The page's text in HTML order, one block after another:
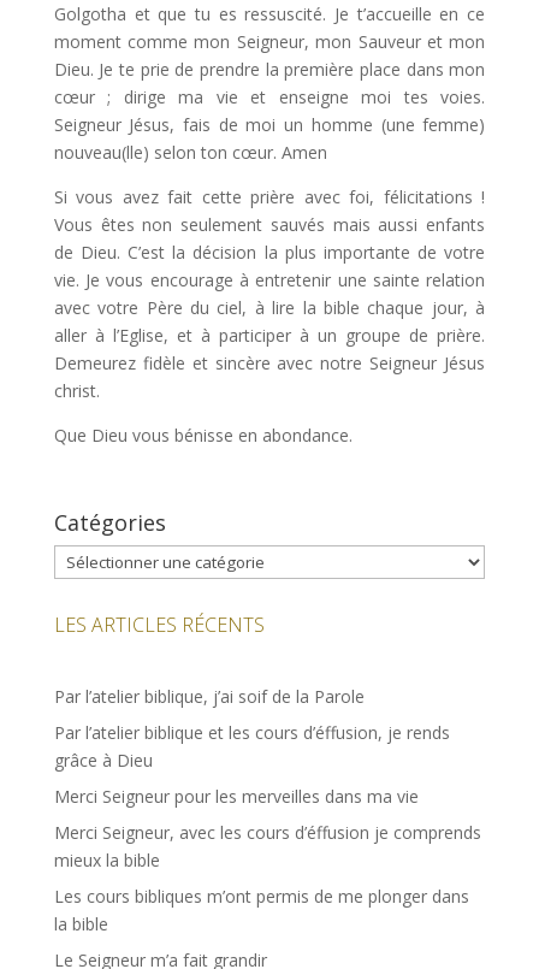
Golgotha et que tu es ressuscité. Je t’accueille en ce
moment comme mon Seigneur, mon Sauveur et mon
Dieu. Je te prie de prendre la première place dans mon
cœur ; dirige ma vie et enseigne moi tes voies.
Seigneur Jésus, fais de moi un homme (une femme)
nouveau(lle) selon ton cœur. Amen
Si vous avez fait cette prière avec foi, félicitations !
Vous êtes non seulement sauvés mais aussi enfants
de Dieu. C’est la décision la plus importante de votre
vie. Je vous encourage à entretenir une sainte relation
avec votre Père du ciel, à lire la bible chaque jour, à
aller à l’Eglise, et à participer à un groupe de prière.
Demeurez fidèle et sincère avec notre Seigneur Jésus
christ.
Que Dieu vous bénisse en abondance.
Catégories
Catégories
LES ARTICLES RÉCENTS
Par l’atelier biblique, j’ai soif de la Parole
Par l’atelier biblique et les cours d’éffusion, je rends
grâce à Dieu
Merci Seigneur pour les merveilles dans ma vie
Merci Seigneur, avec les cours d’éffusion je comprends
mieux la bible
Les cours bibliques m’ont permis de me plonger dans
la bible
Le Seigneur m’a fait grandir